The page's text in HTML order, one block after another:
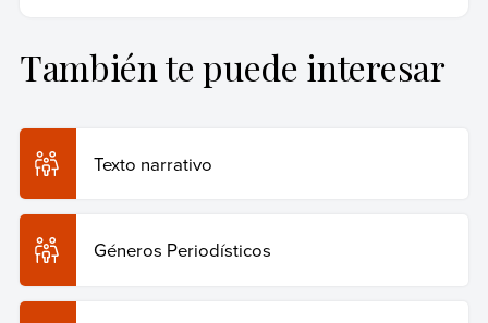
Equipo editorial, Etecé (15 de marzo de 2023).Crónica.
de 2026 de
Copiar cita
También te puede interesar
Texto narrativo
Géneros Periodísticos